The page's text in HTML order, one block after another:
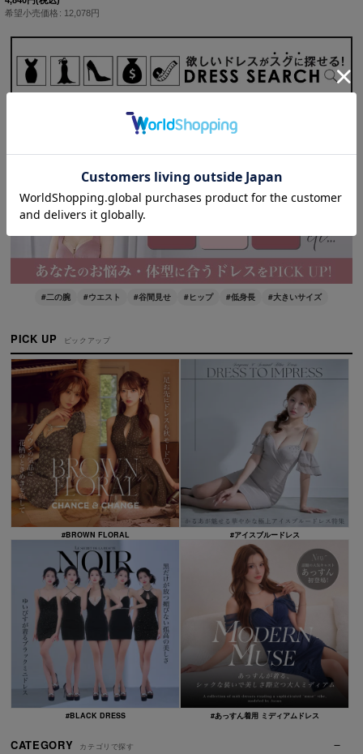
希望小売価格 : 12,078円
#二の腕 #ウエスト #谷間見せ #ヒップ #低身長 #大きいサイズ
PICK UP ピックアップ
#BROWN FLORAL #アイスブルードレス
#BLACK DRESS #あっすん着用 ミディアムドレス
CATEGORY カテゴリで探す